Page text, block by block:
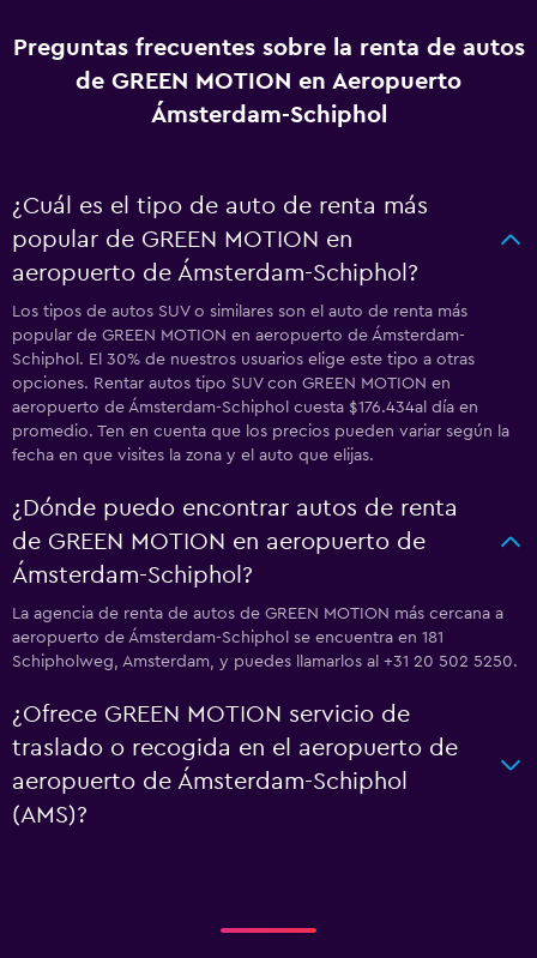
Preguntas frecuentes sobre la renta de autos
de GREEN MOTION en Aeropuerto
Ámsterdam-Schiphol
¿Cuál es el tipo de auto de renta más
popular de GREEN MOTION en
aeropuerto de Ámsterdam-Schiphol?
Los tipos de autos SUV o similares son el auto de renta más
popular de GREEN MOTION en aeropuerto de Ámsterdam-
Schiphol. El 30% de nuestros usuarios elige este tipo a otras
opciones. Rentar autos tipo SUV con GREEN MOTION en
aeropuerto de Ámsterdam-Schiphol cuesta $176.434al día en
promedio. Ten en cuenta que los precios pueden variar según la
fecha en que visites la zona y el auto que elijas.
¿Dónde puedo encontrar autos de renta
de GREEN MOTION en aeropuerto de
Ámsterdam-Schiphol?
La agencia de renta de autos de GREEN MOTION más cercana a
aeropuerto de Ámsterdam-Schiphol se encuentra en 181
Schipholweg, Amsterdam, y puedes llamarlos al +31 20 502 5250.
¿Ofrece GREEN MOTION servicio de
traslado o recogida en el aeropuerto de
aeropuerto de Ámsterdam-Schiphol
(AMS)?